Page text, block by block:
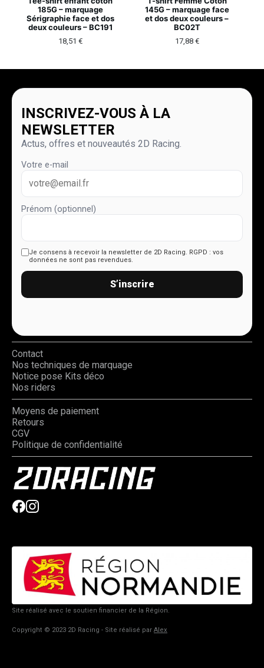
185G – marquage
Sérigraphie face et dos
deux couleurs – BC191
18,51 €
145G – marquage face
et dos deux couleurs –
BC02T
17,88 €
INSCRIVEZ-VOUS À LA
NEWSLETTER
Actus, offres et nouveautés 2D Racing.
Votre e-mail
Prénom (optionnel)
Je consens à recevoir la newsletter de 2D Racing. RGPD : vos
données ne sont pas revendues.
S’inscrire
Contact
Nos techniques de marquage
Notice pose Kits déco
Nos riders
Moyens de paiement
Retours
CGV
Politique de confidentialité
Site réalisé avec le soutien financier de la Région.
Copyright © 2023 2D Racing - Site réalisé par Alex